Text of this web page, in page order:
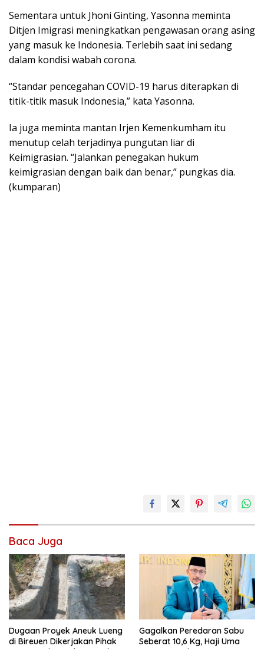
Sementara untuk Jhoni Ginting, Yasonna meminta
Ditjen Imigrasi meningkatkan pengawasan orang asing
yang masuk ke Indonesia. Terlebih saat ini sedang
dalam kondisi wabah corona.
“Standar pencegahan COVID-19 harus diterapkan di
titik-titik masuk Indonesia,” kata Yasonna.
Ia juga meminta mantan Irjen Kemenkumham itu
menutup celah terjadinya pungutan liar di
Keimigrasian. “Jalankan penegakan hukum
keimigrasian dengan baik dan benar,” pungkas dia.
(kumparan)
Baca Juga
Dugaan Proyek Aneuk Lueng
di Bireuen Dikerjakan Pihak
Gagalkan Peredaran Sabu
Seberat 10,6 Kg, Haji Uma